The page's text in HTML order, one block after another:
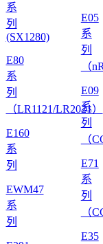
系
列
(SX1280)
E80
系
列
（LR1121/LR2021）
E160
系
列
EWM47
系
列
E05
系
列
（
E09
系
列
（
E71
系
列
（
E35